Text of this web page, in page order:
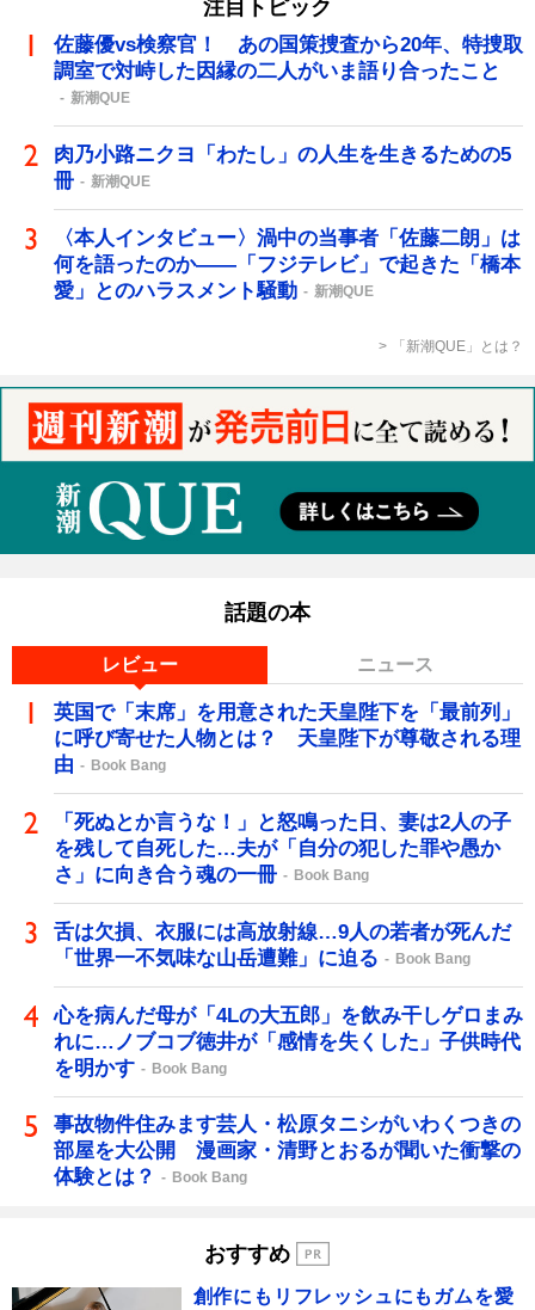
注目トピック
佐藤優vs検察官！ あの国策捜査から20年、特捜取
調室で対峙した因縁の二人がいま語り合ったこと
新潮QUE
肉乃小路ニクヨ「わたし」の人生を生きるための5
冊
新潮QUE
〈本人インタビュー〉渦中の当事者「佐藤二朗」は
何を語ったのか――「フジテレビ」で起きた「橋本
愛」とのハラスメント騒動
新潮QUE
「新潮QUE」とは？
話題の本
レビュー ニュース
英国で「末席」を用意された天皇陛下を「最前列」
に呼び寄せた人物とは？ 天皇陛下が尊敬される理
由
Book Bang
「死ぬとか言うな！」と怒鳴った日、妻は2人の子
を残して自死した…夫が「自分の犯した罪や愚か
さ」に向き合う魂の一冊
Book Bang
舌は欠損、衣服には高放射線…9人の若者が死んだ
「世界一不気味な山岳遭難」に迫る
Book Bang
心を病んだ母が「4Lの大五郎」を飲み干しゲロまみ
れに…ノブコブ徳井が「感情を失くした」子供時代
を明かす
Book Bang
事故物件住みます芸人・松原タニシがいわくつきの
部屋を大公開 漫画家・清野とおるが聞いた衝撃の
体験とは？
Book Bang
おすすめ
創作にもリフレッシュにもガムを愛